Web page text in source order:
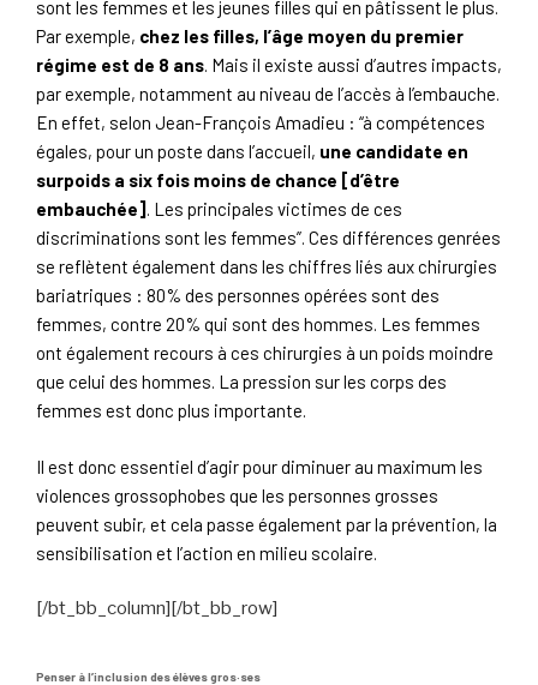
sont les femmes et les jeunes filles qui en pâtissent le plus.
Par exemple, chez les filles, l’âge moyen du premier
régime est de 8 ans. Mais il existe aussi d’autres impacts,
par exemple, notamment au niveau de l’accès à l’embauche.
En effet, selon Jean-François Amadieu : “à compétences
égales, pour un poste dans l’accueil, une candidate en
surpoids a six fois moins de chance [d’être
embauchée]. Les principales victimes de ces
discriminations sont les femmes”. Ces différences genrées
se reflètent également dans les chiffres liés aux chirurgies
bariatriques : 80% des personnes opérées sont des
femmes, contre 20% qui sont des hommes. Les femmes
ont également recours à ces chirurgies à un poids moindre
que celui des hommes. La pression sur les corps des
femmes est donc plus importante.
Il est donc essentiel d’agir pour diminuer au maximum les
violences grossophobes que les personnes grosses
peuvent subir, et cela passe également par la prévention, la
sensibilisation et l’action en milieu scolaire.
[/bt_bb_column][/bt_bb_row]
Penser à l’inclusion des élèves gros·ses